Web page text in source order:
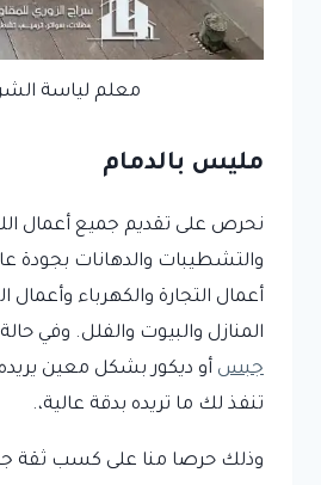
معلم لياسة
مليس بالدمام
نحرص على تقديم جميع أعمال
والتشطيبات والدهانات بجودة
أعمال التجارة والكهرباء وأعمال
المنازل والبيوت والفلل. وفي
جبس أو ديكور بشكل معين
تنفذ لك ما تريده بدقة عالية،.
وذلك حرصا منا على كسب ثقة